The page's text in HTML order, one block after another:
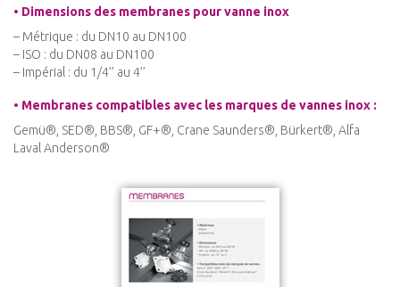
• Dimensions des membranes pour vanne inox
– Métrique : du DN10 au DN100
– ISO : du DN08 au DN100
– Impérial : du 1/4’’ au 4’’
• Membranes compatibles avec les marques de vannes inox :
Gemü®, SED®, BBS®, GF+®, Crane Saunders®, Bürkert®, Alfa
Laval Anderson®